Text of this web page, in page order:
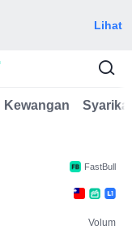
Lihat
Kewangan Syarikat
FastBull
Volum